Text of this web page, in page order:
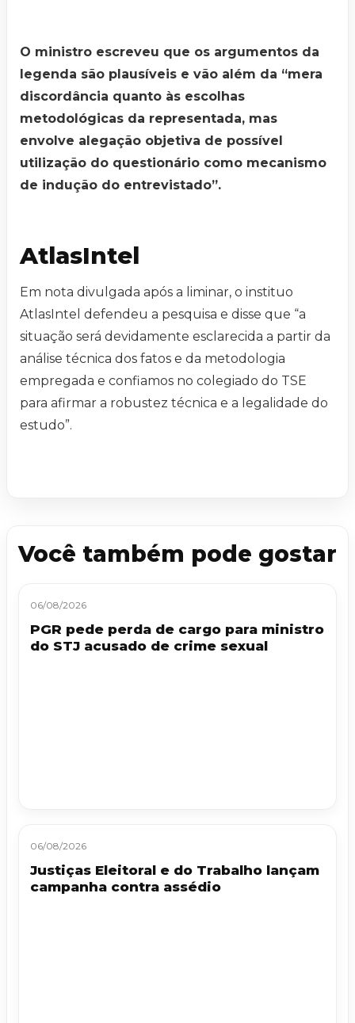
O ministro escreveu que os argumentos da
legenda são plausíveis e vão além da “mera
discordância quanto às escolhas
metodológicas da representada, mas
envolve alegação objetiva de possível
utilização do questionário como mecanismo
de indução do entrevistado”.
AtlasIntel
Em nota divulgada após a liminar, o instituo
AtlasIntel defendeu a pesquisa e disse que “a
situação será devidamente esclarecida a partir da
análise técnica dos fatos e da metodologia
empregada e confiamos no colegiado do TSE
para afirmar a robustez técnica e a legalidade do
estudo”.
Você também pode gostar
06/08/2026
PGR pede perda de cargo para ministro
do STJ acusado de crime sexual
06/08/2026
Justiças Eleitoral e do Trabalho lançam
campanha contra assédio